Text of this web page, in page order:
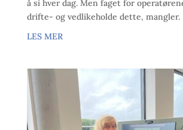
å si hver dag. Men faget for
drifte- og vedlikeholde dette, mangler.
LES MER